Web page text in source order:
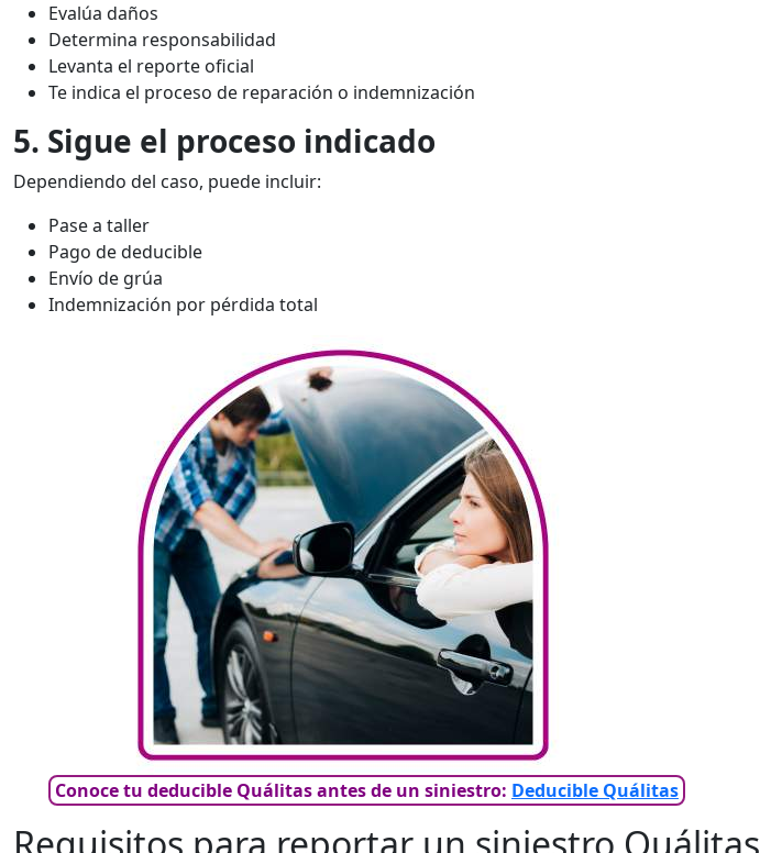
Evalúa daños
Determina responsabilidad
Levanta el reporte oficial
Te indica el proceso de reparación o indemnización
5. Sigue el proceso indicado
Dependiendo del caso, puede incluir:
Pase a taller
Pago de deducible
Envío de grúa
Indemnización por pérdida total
Conoce tu deducible Quálitas antes de un siniestro: Deducible Quálitas